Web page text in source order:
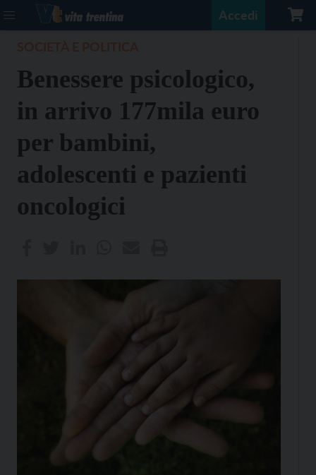
Accedi
Benessere psicologico,
in arrivo 177mila euro
per bambini,
adolescenti e pazienti
oncologici